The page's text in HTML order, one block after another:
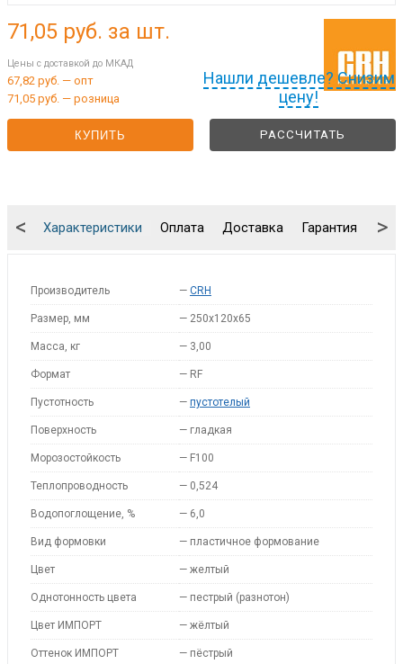
Нашли дешевле? Снизим
цену!
71,05 руб. за шт.
Цены с доставкой до МКАД
67,82 руб. — опт
71,05 руб. — розница
КУПИТЬ РАССЧИТАТЬ
Характеристики Оплата Доставка Гарантия
< >
Производитель — CRH
Размер, мм — 250х120х65
Масса, кг — 3,00
Формат — RF
Пустотность — пустотелый
Поверхность — гладкая
Морозостойкость — F100
Теплопроводность — 0,524
Водопоглощение, % — 6,0
Вид формовки — пластичное формование
Цвет — желтый
Однотонность цвета — пестрый (разнотон)
Цвет ИМПОРТ — жёлтый
Оттенок ИМПОРТ — пёстрый